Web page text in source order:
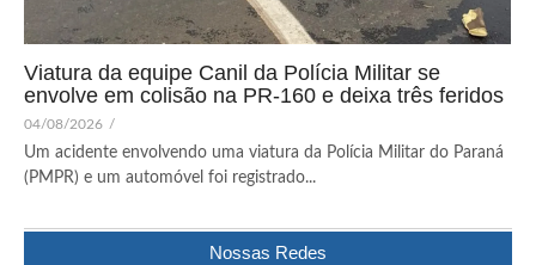
Viatura da equipe Canil da Polícia Militar se
envolve em colisão na PR-160 e deixa três feridos
04/08/2026 /
Um acidente envolvendo uma viatura da Polícia Militar do Paraná
(PMPR) e um automóvel foi registrado...
Nossas Redes